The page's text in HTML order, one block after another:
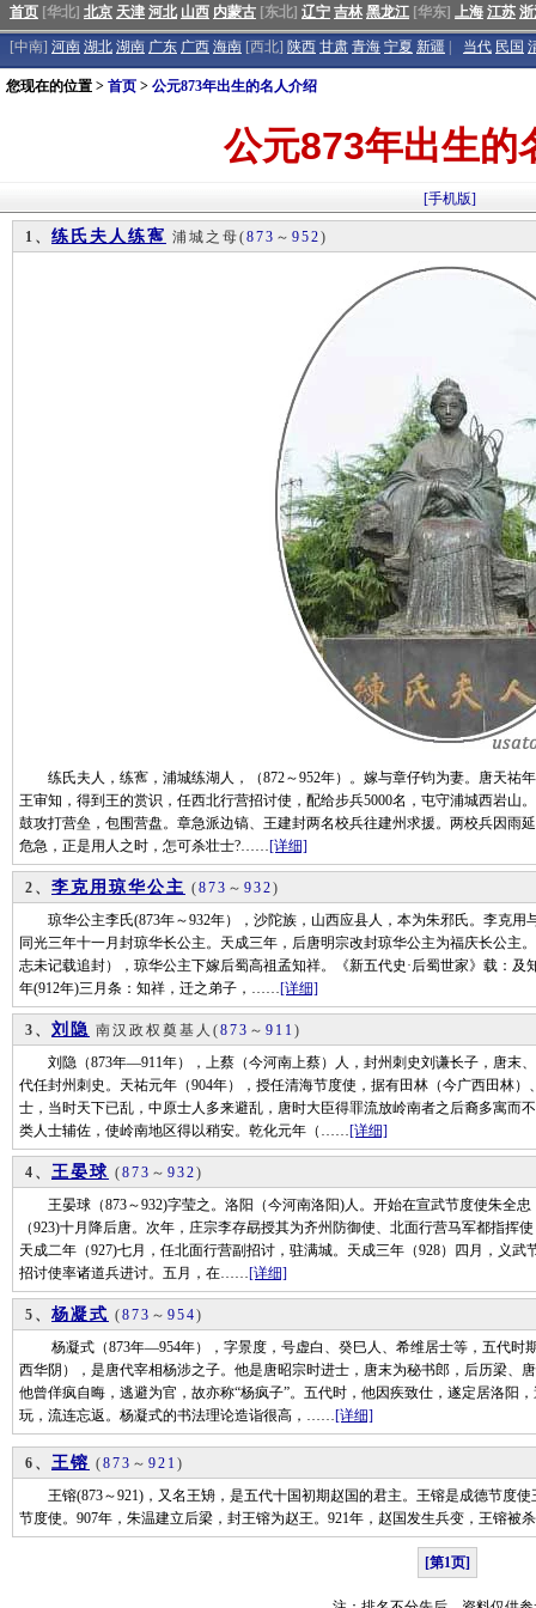
首页 [华北] 北京 天津 河北 山西 内蒙古 [东北] 辽宁 吉林 黑龙江 [华东] 上海 江苏
[中南] 河南 湖北 湖南 广东 广西 海南 [西北] 陕西 甘肃 青海 宁夏 新疆 当代 民国
您现在的位置 > 首页 > 公元873年出生的名人介绍
公元873年出生的
[手机版]
1、 练氏夫人练寯 浦城之母(873 ～ 952)
练氏夫人，练寯，浦城练湖人，（872～952年）。嫁与章仔钧为妻。唐天祐
王审知，得到王的赏识，任西北行营招讨使，配给步兵5000名，屯守浦城西岩山
鼓攻打营垒，包围营盘。章急派边镐、王建封两名校兵往建州求援。两校兵因雨
危急，正是用人之时，怎可杀壮士?……[详细]
2、 李克用琼华公主 (873 ～ 932)
琼华公主李氏(873年～932年），沙陀族，山西应县人，本为朱邪氏。李克用
同光三年十一月封琼华长公主。天成三年，后唐明宗改封琼华公主为福庆长公主
志未记载追封），琼华公主下嫁后蜀高祖孟知祥。《新五代史·后蜀世家》载：
年(912年)三月条：知祥，迁之弟子，……[详细]
3、 刘隐 南汉政权奠基人 (873 ～ 911 )
刘隐（873年―911年），上蔡（今河南上蔡）人，封州刺史刘谦长子，唐末
代任封州刺史。天祐元年（904年），授任清海节度使，据有田林（今广西田林
士，当时天下已乱，中原士人多来避乱，唐时大臣得罪流放岭南者之后裔多寓而
类人士辅佐，使岭南地区得以稍安。乾化元年（……[详细]
4、 王晏球 (873 ～ 932)
王晏球（873～932)字莹之。洛阳（今河南洛阳)人。开始在宣武节度使朱全忠
（923)十月降后唐。次年，庄宗李存勗授其为齐州防御使、北面行营马军都指挥
天成二年（927)七月，任北面行营副招讨，驻满城。天成三年（928）四月，义
招讨使率诸道兵进讨。五月，在……[详细]
5、 杨凝式 (873 ～ 954)
杨凝式（873年—954年），字景度，号虚白、癸巳人、希维居士等，五代时
西华阴），是唐代宰相杨涉之子。他是唐昭宗时进士，唐末为秘书郎，后历梁、
他曾佯疯自晦，逃避为官，故亦称“杨疯子”。五代时，他因疾致仕，遂定居洛阳
玩，流连忘返。杨凝式的书法理论造诣很高，……[详细]
6、 王镕 (873 ～ 921 )
王镕(873～921)，又名王矪，是五代十国初期赵国的君主。王镕是成德节度使
节度使。907年，朱温建立后梁，封王镕为赵王。921年，赵国发生兵变，王镕
[第1页]